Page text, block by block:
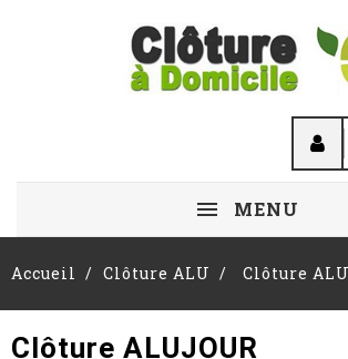
MENU
Accueil Clôture ALU Clôture
Clôture ALUJOUR